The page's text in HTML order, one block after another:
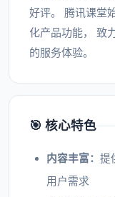
好评。 腾讯课堂
化产品功能， 致
的服务体验。
🎯 核心特色
内容丰富： 提
用户需求